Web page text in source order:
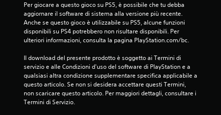
Per giocare a questo gioco su PS5, è possibile che tu debba
aggiornare il software di sistema alla versione più recente.
Anche se questo gioco è utilizzabile su PS5, alcune funzioni
disponibili su PS4 potrebbero non risultare disponibili. Per
ulteriori informazioni, consulta la pagina PlayStation.com/bc.
Il download del presente prodotto è soggetto ai Termini di
servizio e alle Condizioni d'uso del software di PlayStation e a
qualsiasi altra condizione supplementare specifica applicabile a
questo articolo. Se non si desidera accettare questi Termini,
non scaricare questo articolo. Per maggiori dettagli, consultare i
Termini di Servizio.